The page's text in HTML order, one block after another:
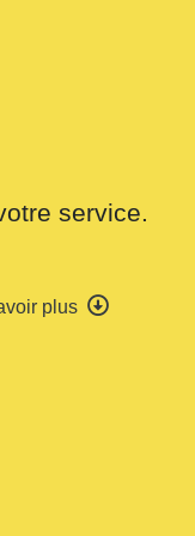
service.
plus